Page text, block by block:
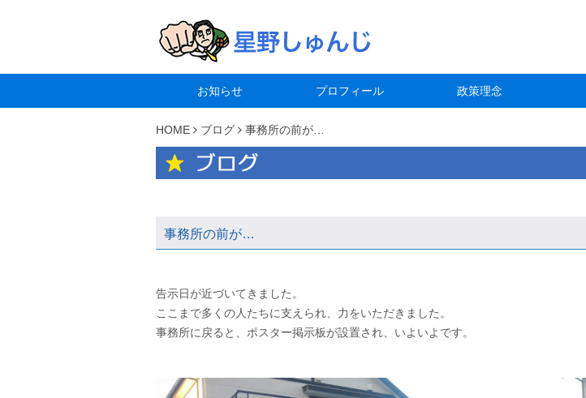
お知らせ プロフィール 政策理念
HOME ブログ 事務所の前が…
事務所の前が…
告示日が近づいてきました。
ここまで多くの人たちに支えられ、力をいただきました。
事務所に戻ると、ポスター掲示板が設置され、いよいよです。